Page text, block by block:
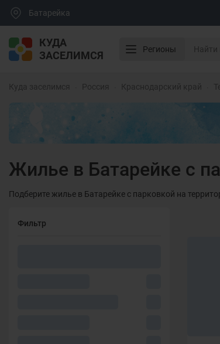
Батарейка
КУДА
ЗАСЕЛИМСЯ
Регионы
Куда заселимся Россия Краснодарский край
Жилье в Батарейке с
Подберите жилье в Батарейке с парковкой на
Фильтр